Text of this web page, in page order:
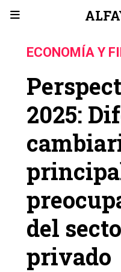
2025:
del
privado
ECONOMÍA Y